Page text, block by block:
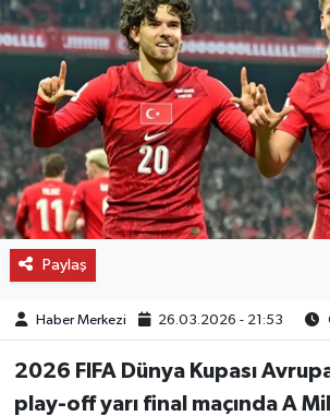
Paylaş
Haber Merkezi 26.03.2026 - 21:53
2026 FIFA Dünya Kupası
play-off yarı final maçında A
MAGAZİN
OTO DETAY
SAĞLIK
SON DAKİKA
SPOR
FİNANS
Haber Arşivi